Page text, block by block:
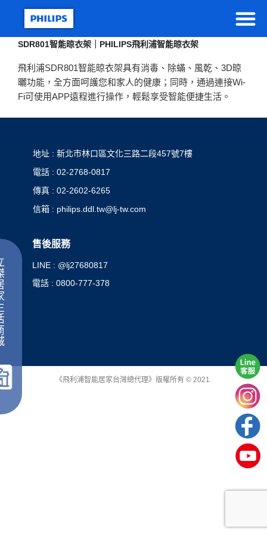
SDR801智能晾衣架｜PHILIPS飛利浦智能晾衣架
飛利浦SDR801智能晾衣架具有消毒、除蟎、風乾、3D晾
曬功能，全方面呵護您和家人的健康；同時，通過連接Wi-
Fi可使用APP遠程進行操作，輕鬆享受智能便捷生活。
地址 : 新北市林口區文化三路二段457號7樓
電話 : 02-2768-0817
傳真 : 02-2602-6265
信箱 : philips.ddl.tw@lj-tw.com
售後服務
LINE : @lj27680817
電話 : 0800-777-378
《飛利浦智能居家台灣總代理》版權所有 © 2021.